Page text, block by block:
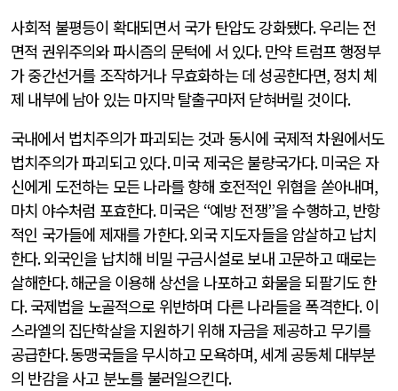
사회적 불평등이 확대되면서 국가 탄압도 강화됐다.우리는 전
면적 권위주의와 파시즘의 문턱에 서 있다.만약 트럼프 행정부
가 중간선거를 조작하거나 무효화하는 데 성공한다면, 정치 체
제 내부에 남아 있는 마지막 탈출구마저 닫혀버릴 것이다.
국내에서 법치주의가 파괴되는 것과 동시에 국제적 차원에서도
법치주의가 파괴되고 있다.미국 제국은 불량국가다.미국은 자
신에게 도전하는 모든 나라를 향해 호전적인 위협을 쏟아내며,
마치 야수처럼 포효한다.미국은 “예방 전쟁”을 수행하고, 반항
적인 국가들에 제재를 가한다.외국 지도자들을 암살하고 납치
한다.외국인을 납치해 비밀 구금시설로 보내 고문하고 때로는
살해한다.해군을 이용해 상선을 나포하고 화물을 되팔기도 한
다.국제법을 노골적으로 위반하며 다른 나라들을 폭격한다.이
스라엘의 집단학살을 지원하기 위해 자금을 제공하고 무기를
공급한다.동맹국들을 무시하고 모욕하며,세계 공동체 대부분
의 반감을 사고 분노를 불러일으킨다.